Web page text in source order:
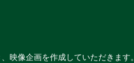
映像企画を作成していただきます。